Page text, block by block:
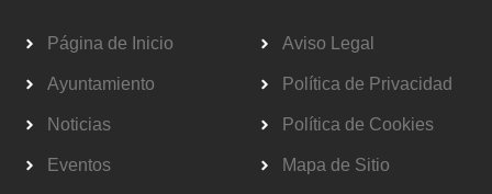
Página de Inicio
Ayuntamiento
Noticias
Eventos
Aviso Legal
Política de Privacidad
Política de Cookies
Mapa de Sitio